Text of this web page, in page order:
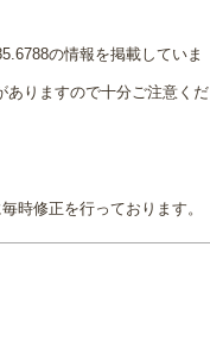
の情報を掲載していま
ありますので十分ご注意くだ
時修正を行っております。